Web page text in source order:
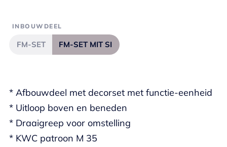
* Afbouwdeel met decorset met functie-eenheid
* Uitloop boven en beneden
* Draaigreep voor omstelling
* KWC patroon M 35
INBOUWDEEL
FM-SET FM-SET MIT SI